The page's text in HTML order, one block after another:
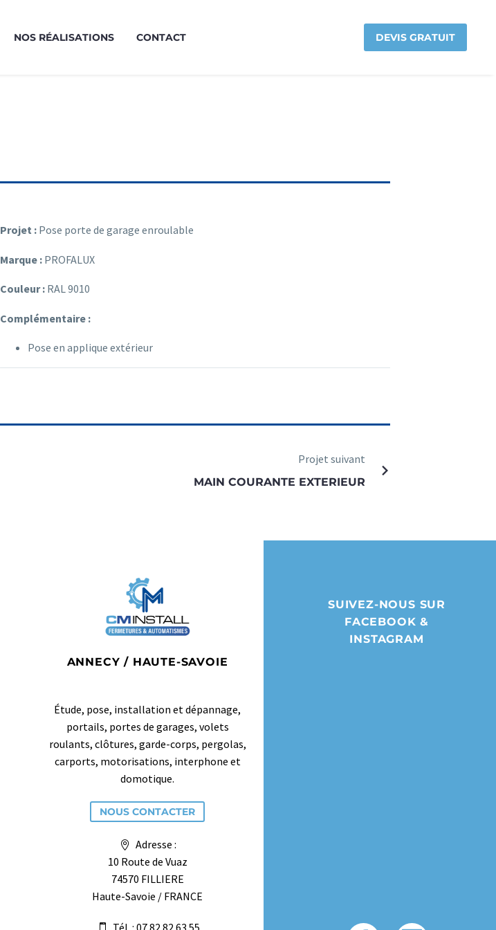
NOS RÉALISATIONS CONTACT DEVIS GRATUIT
Projet : Pose porte de garage enroulable
Marque : PROFALUX
Couleur : RAL 9010
Complémentaire :
Pose en applique extérieur
Projet suivant
MAIN COURANTE EXTERIEUR
ANNECY / HAUTE-SAVOIE
Étude, pose, installation et dépannage,
portails, portes de garages, volets
roulants, clôtures, garde-corps, pergolas,
carports, motorisations, interphone et
domotique.
NOUS CONTACTER
Adresse :
10 Route de Vuaz
74570 FILLIERE
Haute-Savoie / FRANCE
SUIVEZ-NOUS SUR
FACEBOOK &
INSTAGRAM